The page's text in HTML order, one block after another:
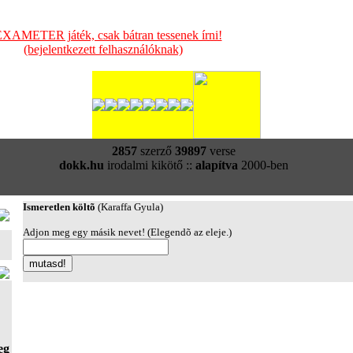
játék, csak bátran tessenek írni!
(bejelentkezett felhasználóknak)
2857szerző 39897verse
dokk.hu irodalmi kikötő :: alapítva 2000-ben
Ismeretlen költõ (Karaffa Gyula)
Adjon meg egy másik nevet! (Elegendõ az eleje.)